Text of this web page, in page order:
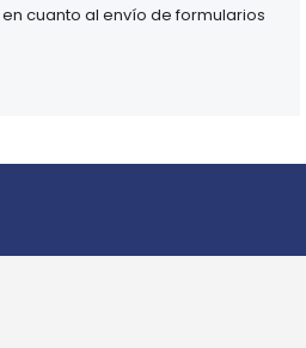
cuanto al envío de formularios